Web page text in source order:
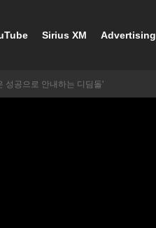
Sirius XM Advertising
성공으로 안내하는 디딤돌'